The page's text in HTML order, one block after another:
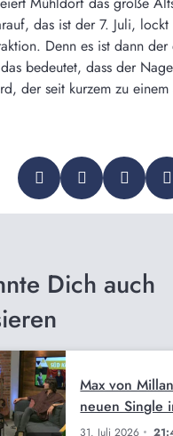
das ist der 7. Juli,
Denn es ist dann der
bedeutet, dass der
der seit kurzem zu
Dich auch
31. Juli 2026
Max von
neuen Single